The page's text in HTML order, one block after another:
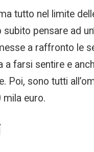
tutto nel limite
pensare ad
a raffronto le
farsi sentire e
Poi, sono tutti
euro.